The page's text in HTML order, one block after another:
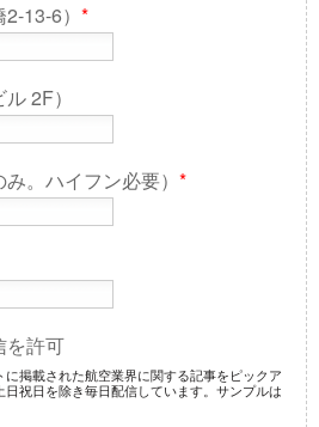
13-6） *
2F）
。ハイフン必要） *
を許可
掲載された航空業界に関する記事をピックア
日祝日を除き毎日配信しています。サンプルは